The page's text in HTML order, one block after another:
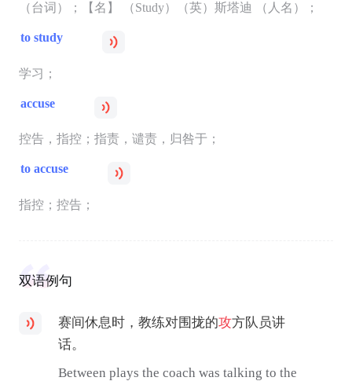
（台词）；【名】 （Study）（英）斯塔迪 （人名）；
to study
学习；
accuse
控告，指控；指责，谴责，归咎于；
to accuse
指控；控告；
双语例句
赛间休息时，教练对围拢的攻方队员讲
话。
Between plays the coach was talking to the